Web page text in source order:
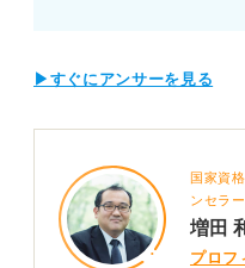
▶すぐにアンサーを見る
国家資
ンセラー
増田
プロフ